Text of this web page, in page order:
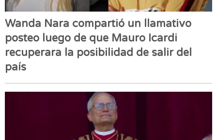
Wanda Nara compartió un llamativo
posteo luego de que Mauro Icardi
recuperara la posibilidad de salir del
país